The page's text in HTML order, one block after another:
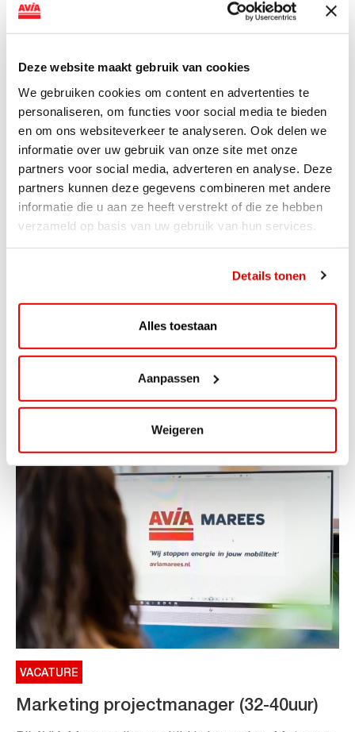
Deze website maakt gebruik van cookies
We gebruiken cookies om content en advertenties te
personaliseren, om functies voor social media te bieden
en om ons websiteverkeer te analyseren. Ook delen we
informatie over uw gebruik van onze site met onze
partners voor social media, adverteren en analyse. Deze
partners kunnen deze gegevens combineren met andere
informatie die u aan ze heeft verstrekt of die ze hebben
verzameld op basis van uw gebruik van hun services.
Details tonen
Alles toestaan
Aanpassen
Weigeren
van DC-snellaadinfrastructuur AVIA VOLT en...
ViaAVIA Super Deal: 20% korting bij
ViaLuxury Hotels
ViaAVIA Super Deal: €25 korting bij ViaLuxury Hotels
Toe aan een ontspannen nachtje...
VACATURE
Marketing projectmanager (32-40uur)